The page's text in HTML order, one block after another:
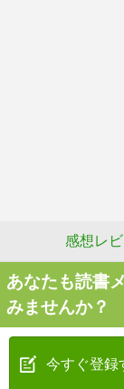
感想レ
あなたも読書
みませんか？
今すぐ登録